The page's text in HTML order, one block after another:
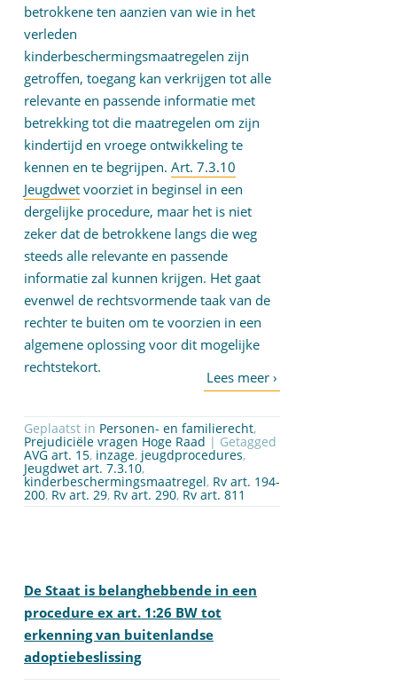
betrokkene ten aanzien van wie in het
verleden
kinderbeschermingsmaatregelen zijn
getroffen, toegang kan verkrijgen tot alle
relevante en passende informatie met
betrekking tot die maatregelen om zijn
kindertijd en vroege ontwikkeling te
kennen en te begrijpen. Art. 7.3.10
Jeugdwet voorziet in beginsel in een
dergelijke procedure, maar het is niet
zeker dat de betrokkene langs die weg
steeds alle relevante en passende
informatie zal kunnen krijgen. Het gaat
evenwel de rechtsvormende taak van de
rechter te buiten om te voorzien in een
algemene oplossing voor dit mogelijke
rechtstekort.
Geplaatst in Personen- en familierecht,
Prejudiciële vragen Hoge Raad | Getagged
AVG art. 15, inzage, jeugdprocedures,
Jeugdwet art. 7.3.10,
kinderbeschermingsmaatregel, Rv art. 194-
200, Rv art. 29, Rv art. 290, Rv art. 811
De Staat is belanghebbende in een
procedure ex art. 1:26 BW tot
erkenning van buitenlandse
adoptiebeslissing